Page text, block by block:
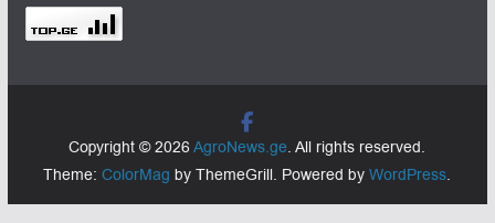
Copyright © 2026AgroNews.ge. All rights reserved.
Theme:ColorMag by ThemeGrill. Powered byWordPress.